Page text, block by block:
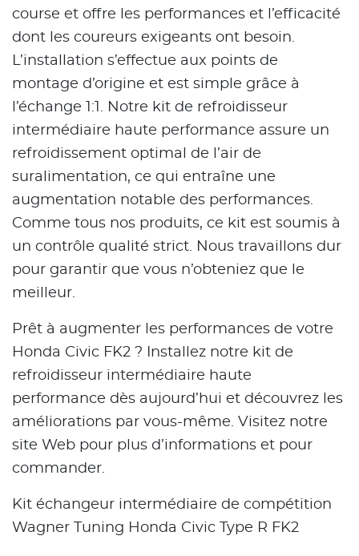
course et offre les performances et l’efficacité
dont les coureurs exigeants ont besoin.
L’installation s’effectue aux points de
montage d’origine et est simple grâce à
l’échange 1:1. Notre kit de refroidisseur
intermédiaire haute performance assure un
refroidissement optimal de l’air de
suralimentation, ce qui entraîne une
augmentation notable des performances.
Comme tous nos produits, ce kit est soumis à
un contrôle qualité strict. Nous travaillons dur
pour garantir que vous n’obteniez que le
meilleur.
Prêt à augmenter les performances de votre
Honda Civic FK2 ? Installez notre kit de
refroidisseur intermédiaire haute
performance dès aujourd’hui et découvrez les
améliorations par vous-même. Visitez notre
site Web pour plus d’informations et pour
commander.
Kit échangeur intermédiaire de compétition
Wagner Tuning Honda Civic Type R FK2